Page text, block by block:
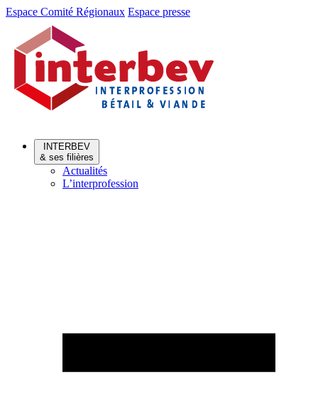
Aller
Aller
contenu
Espace Comité Régionaux Espace presse
INTERBEV
& ses filières
Actualités
L’interprofession